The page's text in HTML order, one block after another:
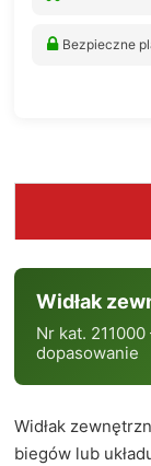
Bezpieczne
Widłak
Nr kat.
dopasowanie
Widłak
biegów lub